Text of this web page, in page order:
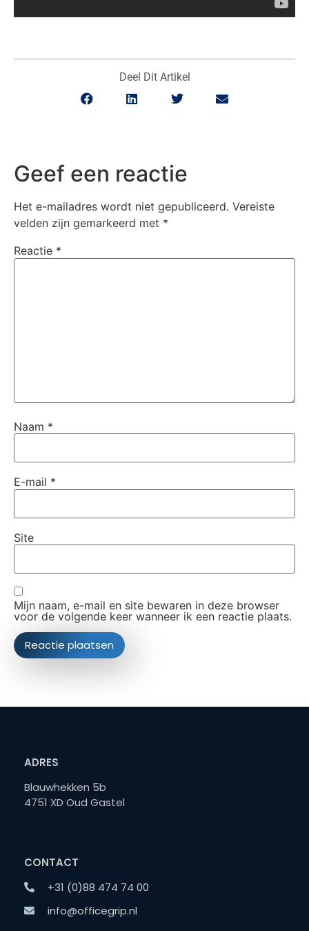
Deel Dit Artikel
Geef een reactie
Het e-mailadres wordt niet gepubliceerd. Vereiste
velden zijn gemarkeerd met *
Reactie *
Naam *
E-mail *
Site
Mijn naam, e-mail en site bewaren in deze browser
voor de volgende keer wanneer ik een reactie plaats.
ADRES
Blauwhekken 5b
4751 XD Oud Gastel
CONTACT
+31 (0)88 474 74 00
info@officegrip.nl